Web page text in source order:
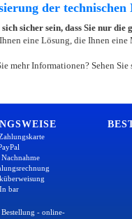
der technischen
sicher sein, dass Sie nur
eine Lösung, die Ihnen
mehr Informationen? Sehen Sie
In bar
- online-